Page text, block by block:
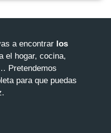
a encontrar los
el hogar, cocina,
Pretendemos
para que puedas